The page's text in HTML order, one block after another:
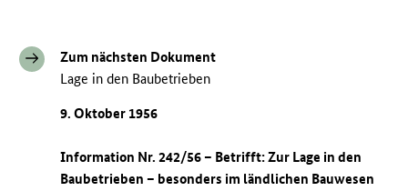
Zum nächsten Dokument
Lage in den Baubetrieben
9. Oktober 1956
Information Nr. 242/56 – Betrifft: Zur Lage in den
Baubetrieben – besonders im ländlichen Bauwesen